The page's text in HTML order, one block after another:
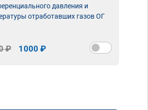
давления и
отработавших газов ОГ
₽ 1000 ₽